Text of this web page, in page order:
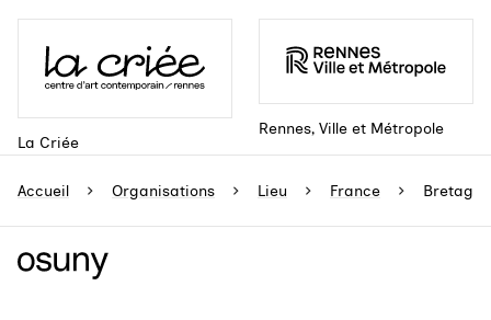
La Criée
Rennes, Ville et Métropole
Accueil Organisations Lieu France Bretagne